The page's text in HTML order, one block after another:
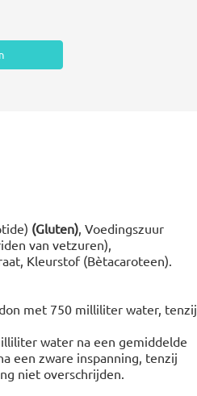
(Gluten), Voedingszuur
van vetzuren),
Kleurstof (Bètacaroteen).
met 750 milliliter water, tenzij
water na een gemiddelde
een zware inspanning, tenzij
niet overschrijden.